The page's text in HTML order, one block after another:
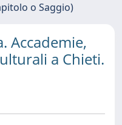
o Saggio)
Accademie,
a Chieti.